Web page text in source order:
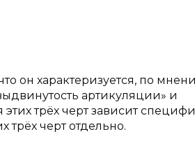
он характеризуется, по
артикуляции» и
трёх черт зависит
трёх черт отдельно.